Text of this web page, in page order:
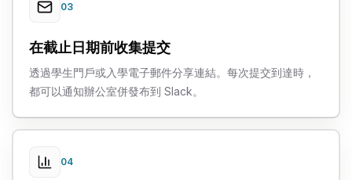
03
在截止日期前收集提交
透過學生門戶或入學電子郵件分享連結。每次提交到達時，
都可以通知辦公室併發布到 Slack。
04